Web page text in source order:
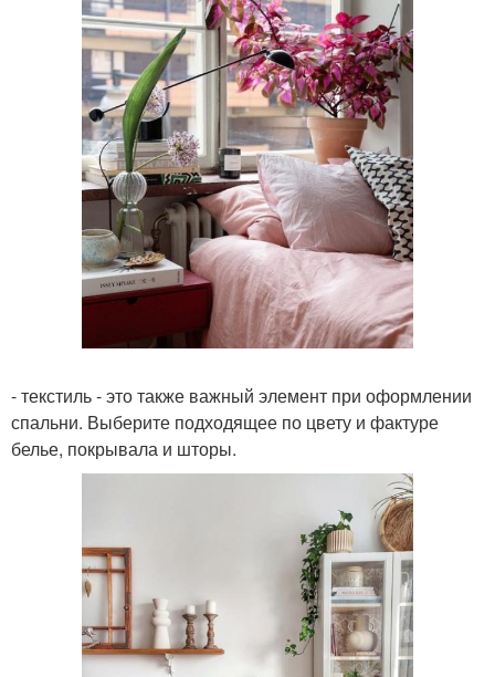
- текстиль - это также важный элемент при оформлении
спальни. Выберите подходящее по цвету и фактуре
белье, покрывала и шторы.